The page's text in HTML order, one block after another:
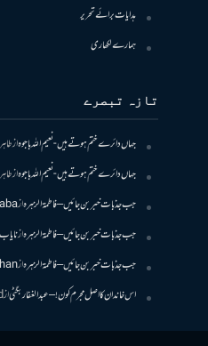
ہدایات برائے تحریر
ہمارے لکھاری
تازہ تبصرے
جہاں دائرے ختم ہوتے ہیں- نعیم اللہ باجوہاز
جہاں دائرے ختم ہوتے ہیں- نعیم اللہ باجوہاز
جب جذبات خبر بن جائیں – فاطمۃالزہرہاز
جب جذبات خبر بن جائیں – فاطمۃالزہرہاز
جب جذبات خبر بن جائیں – فاطمۃالزہرہاز
اس خاندان کا اصل مجرم کون! – عبدالغفار بگٹیاز